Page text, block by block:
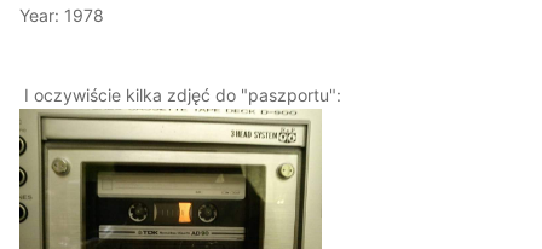
Year: 1978
I oczywiście kilka zdjęć do "paszportu":